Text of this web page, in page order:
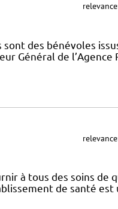
sont des bénévoles
Général de l’Agence
à tous des soins de
de santé est